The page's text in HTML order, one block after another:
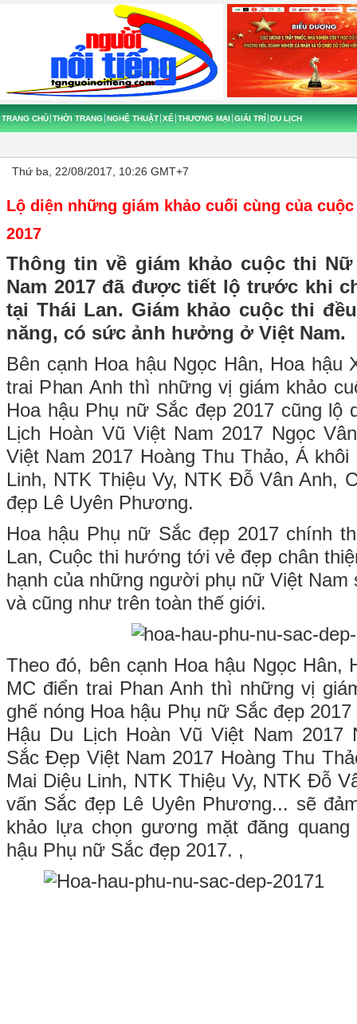
TRANG CHỦ THỜI TRANG NGHỆ THUẬT XẾ THƯƠNG MẠI GIẢI TRÍ DU LỊCH
Thứ ba, 22/08/2017, 10:26 GMT+7
Lộ diện những giám khảo cuối cùng của
2017
Thông tin về giám khảo cuộc thi
Nam 2017 đã được tiết lộ trước khi
tại Thái Lan. Giám khảo cuộc thi
năng, có sức ảnh hưởng ở Việt Nam.
Bên cạnh Hoa hậu Ngọc Hân, Hoa hậu
trai Phan Anh thì những vị giám khảo
Hoa hậu Phụ nữ Sắc đẹp 2017 cũng lộ
Lịch Hoàn Vũ Việt Nam 2017 Ngọc
Việt Nam 2017 Hoàng Thu Thảo, Á khôi
Linh, NTK Thiệu Vy, NTK Đỗ Vân Anh,
đẹp Lê Uyên Phương.
Hoa hậu Phụ nữ Sắc đẹp 2017 chính
Lan, Cuộc thi hướng tới vẻ đẹp chân
hạnh của những người phụ nữ Việt Nam
và cũng như trên toàn thế giới.
Theo đó, bên cạnh Hoa hậu Ngọc Hân,
MC điển trai Phan Anh thì những vị
ghế nóng Hoa hậu Phụ nữ Sắc đẹp
Hậu Du Lịch Hoàn Vũ Việt Nam 2017
Sắc Đẹp Việt Nam 2017 Hoàng Thu
Mai Diệu Linh, NTK Thiệu Vy, NTK Đỗ
vấn Sắc đẹp Lê Uyên Phương... sẽ
khảo lựa chọn gương mặt đăng
hậu Phụ nữ Sắc đẹp 2017. ,